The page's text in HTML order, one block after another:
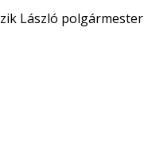
László polgármester